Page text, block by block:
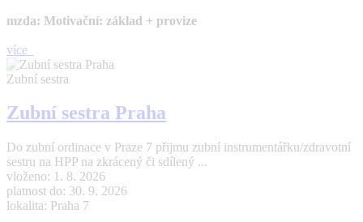
mzda: Motivační: základ + provize
více
Zubní sestra
Zubní sestra Praha
Do zubní ordinace v Praze 7 přijmu zubní instrumentářku/zdravotní
sestru na HPP na zkrácený či sdílený ...
vloženo: 1. 8. 2026
platnost do: 30. 9. 2026
lokalita: Praha 7